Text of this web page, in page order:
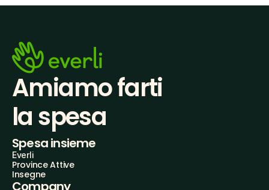
Amiamo farti
la spesa
Spesa insieme
Everli
Province Attive
Insegne
Company